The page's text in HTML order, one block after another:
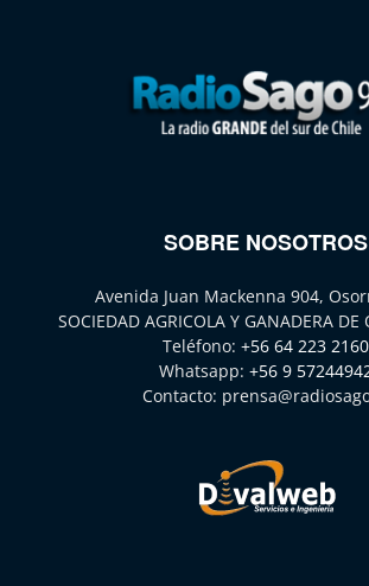
SOBRE NOSOTROS
Avenida Juan Mackenna 904,
SOCIEDAD AGRICOLA Y GANADERA DE
Teléfono: +56 64 223 2160
Whatsapp: +56 9
Contacto: